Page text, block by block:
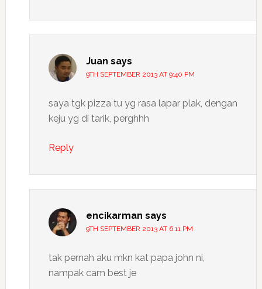
Juan says
9TH SEPTEMBER 2013 AT 9:40 PM
saya tgk pizza tu yg rasa lapar plak, dengan
keju yg di tarik, perghhh
Reply
encikarman says
9TH SEPTEMBER 2013 AT 6:11 PM
tak pernah aku mkn kat papa john ni,
nampak cam best je